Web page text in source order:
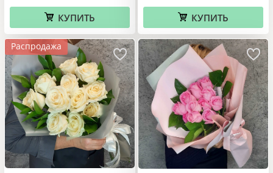
КУПИТЬ КУПИТЬ
Распродажа